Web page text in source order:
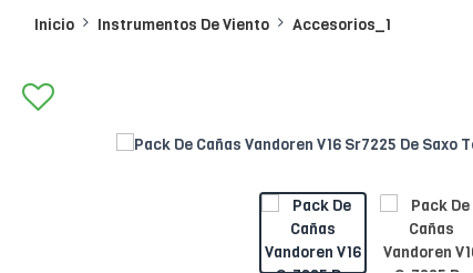
Inicio Instrumentos De Viento Accesorios_1